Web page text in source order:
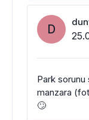
D
Park sorunu
manzara
🙄